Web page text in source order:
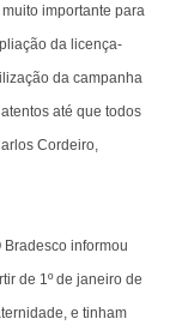
importante para
da licença-
da campanha
até que todos
Cordeiro,
informou
de 1º de janeiro de
e tinham